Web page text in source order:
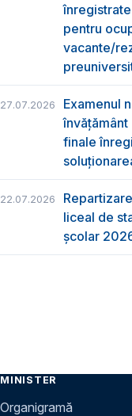
pentru
vacante/
27.07.2026
Examenul
finale
22.07.2026
liceal de
școlar
MINISTER
Organigramă